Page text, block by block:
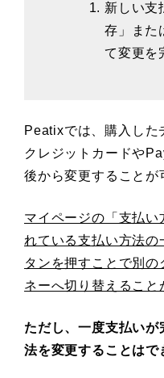
新しい支
存」また
て変更を
Peatixでは、購入した
クレジットカードや
後から変更することが
マイページの「支払い
れている支払い方法の
タンを押すことで別
ネーへ切り替えること
ただし、一度支払い
法を変更することはで